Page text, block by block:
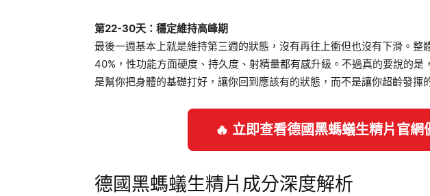
第22-30天：穩定維持高峰期
最後一週基本上就是維持第三週的狀態，沒有再往上衝但也沒有下滑。整
40%，性功能方面硬度、持久度、射精量都有感升級。不過真的要說的是
是幫你把身體的基礎打好，讓你回到應該有的狀態，而不是讓你超齡發揮
🔥 立即查看德國黑螞蟻生精片官網
德國黑螞蟻生精片成分深度解析